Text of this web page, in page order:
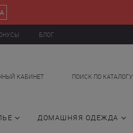
БЛОГ
ПОИСК ПО КАТАЛОГУ
КАБИНЕТ
ДОМАШНЯЯ ОДЕЖДА